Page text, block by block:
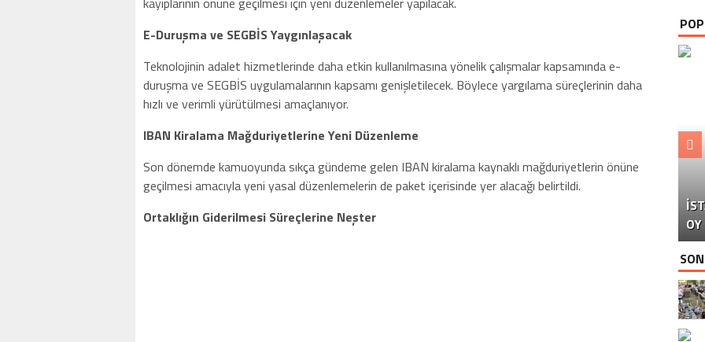
E-Duruşma ve SEGBİS Yaygınlaşacak
Teknolojinin adalet hizmetlerinde daha etkin kullanılmasına yönelik çalışmalar kapsamında e-
duruşma ve SEGBİS uygulamalarının kapsamı genişletilecek. Böylece yargılama süreçlerinin daha
hızlı ve verimli yürütülmesi amaçlanıyor.
IBAN Kiralama Mağduriyetlerine Yeni Düzenleme
Son dönemde kamuoyunda sıkça gündeme gelen IBAN kiralama kaynaklı mağduriyetlerin önüne
geçilmesi amacıyla yeni yasal düzenlemelerin de paket içerisinde yer alacağı belirtildi.
Ortaklığın Giderilmesi Süreçlerine Neşter